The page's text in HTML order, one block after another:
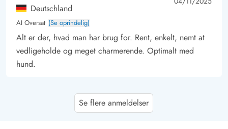
Deutschland
AI Oversat (Se oprindelig)
Alt er der, hvad man har brug for. Rent, enkelt, nemt at
vedligeholde og meget charmerende. Optimalt med
hund.
Kerstin PetersenSe flere anmeldelser